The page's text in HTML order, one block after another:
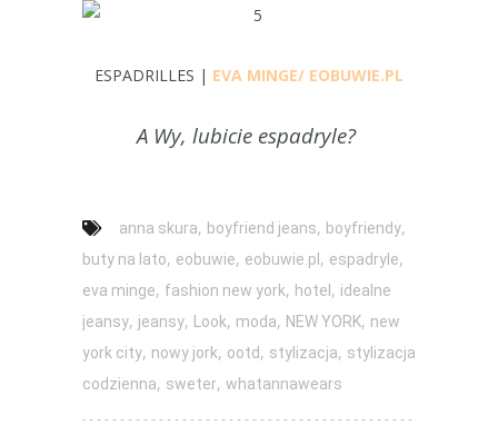
ESPADRILLES | EVA MINGE/ EOBUWIE.PL
A Wy, lubicie espadryle?
anna skura, boyfriend jeans, boyfriendy,
buty na lato, eobuwie, eobuwie.pl , espadryle,
eva minge, fashion new york, hotel , idealne
jeansy, jeansy, Look, moda, NEW YORK, new
york city, nowy jork, ootd, stylizacja, stylizacja
codzienna, sweter, whatannawears